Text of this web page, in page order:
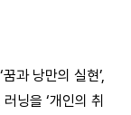
과 낭만의 실현’,
닝을 ‘개인의 취